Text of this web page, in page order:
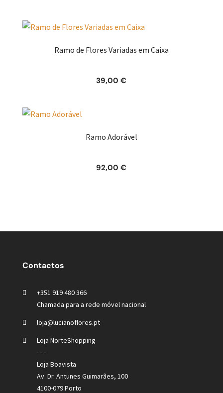
Ramo de Flores Variadas em Caixa
39,00€
Ramo Adorável
92,00€
Contactos
+351 919 480 366
Chamada para a rede móvel nacional
loja@lucianoflores.pt
Loja NorteShopping
- - -
Loja Boavista
Av. Dr. Antunes Guimarães, 100
4100-079 Porto